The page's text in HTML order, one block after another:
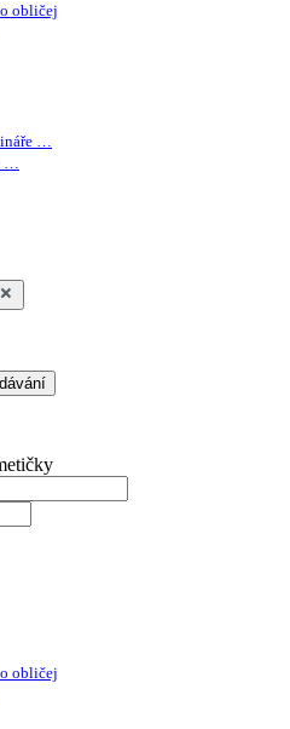
o obličej
…
…
o obličej